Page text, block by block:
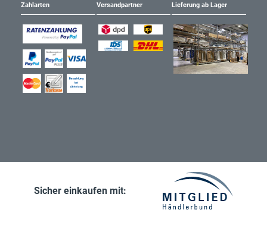
Zahlarten Versandpartner Lieferung ab Lager
Sicher einkaufen mit: